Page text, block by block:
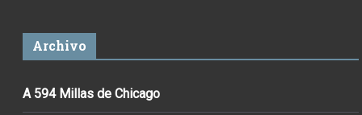
Archivo
A 594 Millas de Chicago